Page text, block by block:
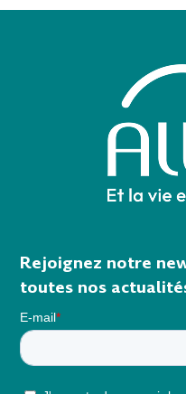
Rejoignez notre
toutes nos